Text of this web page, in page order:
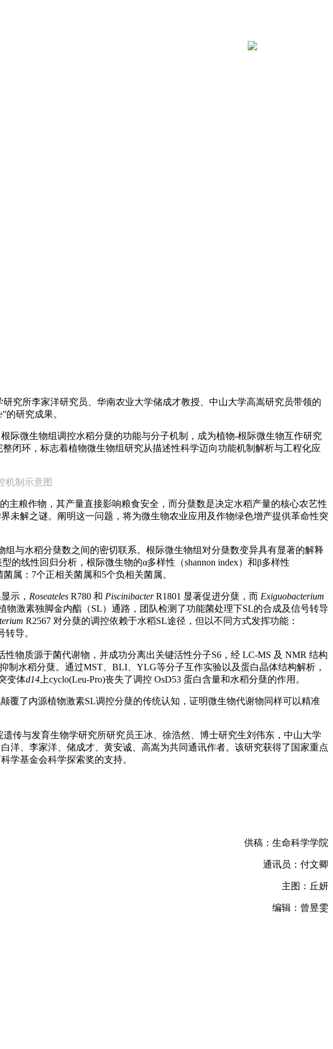
究所李家洋研究员、华南农业大学储成才教授、中山大学高嵩研究员带领的
的研究成果。
际微生物组调控水稻分蘖的功能与分子机制，成为植物-根际微生物互作研究
闭环，标志着植物微生物组研究从描述性科学迈向功能机制解析与工程化应
机制示意图
主粮作物，其产量直接影响粮食安全，而分蘖数是决定水稻产量的核心农艺性
未解之谜。阐明这一问题，将为微生物农业应用及作物绿色增产提供革命性突
与水稻分蘖数之间的密切联系。根际微生物组对分蘖数变异具有显著的解释
的线性回归分析，根际微生物的α多样性（shannon index）和β多样性
属：7个正相关菌属和5个负相关菌属。
示， Roseateles R780 和 PiscinibacterR1801 显著促进分蘖，而 Exiguobacterium
激素独脚金内酯（SL）通路，团队检测了功能菌处理下SL的合成及信号转导
R2567 对分蘖的调控依赖于水稻SL途径，但以不同方式发挥功能：
转导。
性物质源于菌代谢物，并成功分离出关键活性分子S6，经 LC-MS 及 NMR 结构
制水稻分蘖。通过MST、BLI、YLG等分子互作实验以及蛋白晶体结构解析，
变体d14 上cyclo(Leu-Pro)丧失了调控 OsD53 蛋白含量和水稻分蘖的作用。
覆了内源植物激素SL调控分蘖的传统认知，证明微生物代谢物同样可以精准
传与发育生物学研究所研究员王冰、徐浩然、博士研究生刘伟东，中山大学
洋、李家洋、储成才、黄安诚、高嵩为共同通讯作者。该研究获得了国家重点
学基金会科学探索奖的支持。
供稿：生命科学学院
通讯员：付文卿
主图：丘妍
编辑：曾昱雯